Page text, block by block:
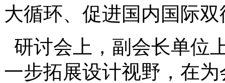
大循环、促进国内国际
研讨会上，副会长单位
一步拓展设计视野，在